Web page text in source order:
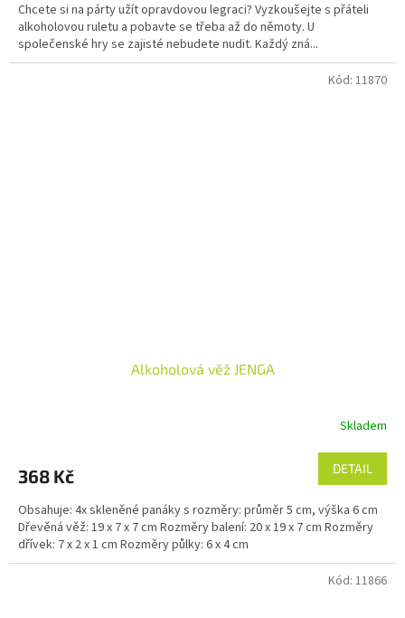
Chcete si na párty užít opravdovou legraci? Vyzkoušejte s přáteli
alkoholovou ruletu a pobavte se třeba až do němoty. U
společenské hry se zajisté nebudete nudit. Každý zná...
Alkoholová věž JENGA
Skladem
368 Kč DETAIL
Obsahuje: 4x skleněné panáky s rozměry: průměr 5 cm, výška 6 cm
Dřevěná věž: 19 x 7 x 7 cm Rozměry balení: 20 x 19 x 7 cm Rozměry
dřívek: 7 x 2 x 1 cm Rozměry půlky: 6 x 4 cm
Kód: 11870
Kód: 11866